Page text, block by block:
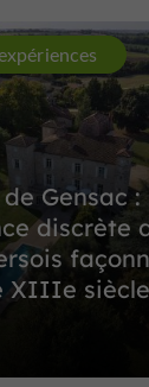
Gensac :
discrète
XIIIe siècle